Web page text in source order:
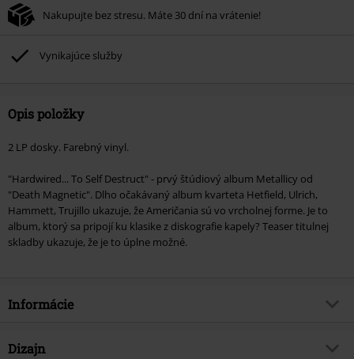
Nakupujte bez stresu. Máte 30 dní na vrátenie!
Vynikajúce služby
Opis položky
2 LP dosky. Farebný vinyl.
"Hardwired... To Self Destruct" - prvý štúdiový album Metallicy od
"Death Magnetic". Dlho očakávaný album kvarteta Hetfield, Ulrich,
Hammett, Trujillo ukazuje, že Američania sú vo vrcholnej forme. Je to
album, ktorý sa pripojí ku klasike z diskografie kapely? Teaser titulnej
skladby ukazuje, že je to úplne možné.
Informácie
Tovar č.
Dizajn